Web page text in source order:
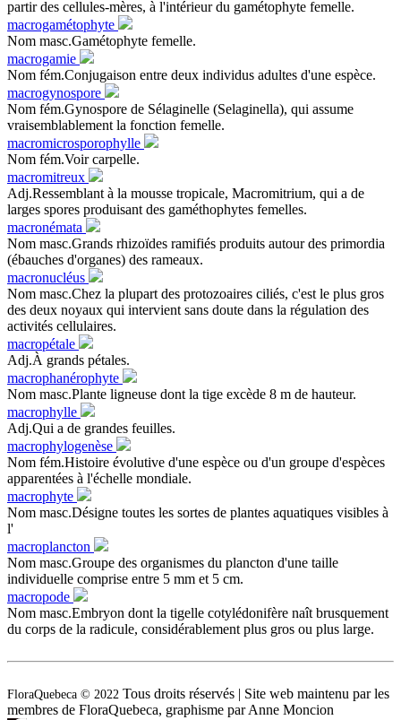
partir des cellules-mères, à l'intérieur du gamétophyte femelle.
macrogamétophyte
Nom masc.Gamétophyte femelle.
macrogamie
Nom fém.Conjugaison entre deux individus adultes d'une espèce.
macrogynospore
Nom fém.Gynospore de Sélaginelle (Selaginella), qui assume
vraisemblablement la fonction femelle.
macromicrosporophylle
Nom fém.Voir carpelle.
macromitreux
Adj.Ressemblant à la mousse tropicale, Macromitrium, qui a de
larges spores produisant des gaméthophytes femelles.
macronémata
Nom masc.Grands rhizoïdes ramifiés produits autour des primordia
(ébauches d'organes) des rameaux.
macronucléus
Nom masc.Chez la plupart des protozoaires ciliés, c'est le plus gros
des deux noyaux qui intervient sans doute dans la régulation des
activités cellulaires.
macropétale
Adj.À grands pétales.
macrophanérophyte
Nom masc.Plante ligneuse dont la tige excède 8 m de hauteur.
macrophylle
Adj.Qui a de grandes feuilles.
macrophylogenèse
Nom fém.Histoire évolutive d'une espèce ou d'un groupe d'espèces
apparentées à l'échelle mondiale.
macrophyte
Nom masc.Désigne toutes les sortes de plantes aquatiques visibles à
l'
macroplancton
Nom masc.Groupe des organismes du plancton d'une taille
individuelle comprise entre 5 mm et 5 cm.
macropode
Nom masc.Embryon dont la tigelle cotylédonifère naît brusquement
du corps de la radicule, considérablement plus gros ou plus large.
FloraQuebeca © 2022 Tous droits réservés | Site web maintenu par les
membres de FloraQuebeca, graphisme par Anne Moncion